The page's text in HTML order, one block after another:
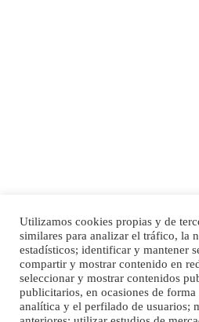
SHIBA PERDIDO AVDA JOSE MESA Y
PERRO MACHO RAZA SHIBA CON
MESA Y LOPEZ. ES MUY ASUSTADIZO
Leales.org » Gran Canaria | 6.7.2025
Inicio Publicidad
Aviso Legal
Enlaces de
Utilizamos cookies propias y de
similares para analizar el tráfico, la
estadísticos; identificar y mantener
compartir y mostrar contenido en
seleccionar y mostrar contenidos
publicitarios, en ocasiones de forma
analítica y el perfilado de usuarios;